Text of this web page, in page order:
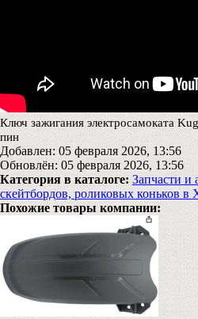
Ключ зажигания электросамоката
пин
Добавлен: 05 февраля 2026, 13:56
Обновлён: 05 февраля 2026, 13:56
Категория в каталоге: Запчасти и
скейтбордов, роликовых коньков в
Похожие товары компании: